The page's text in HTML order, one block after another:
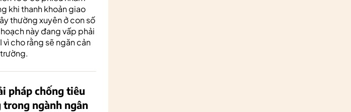
khi thanh khoản giao
thường xuyên ở con số
này đang vấp phải
vì cho rằng sẽ ngăn cản
pháp chống tiêu
trong ngành ngân